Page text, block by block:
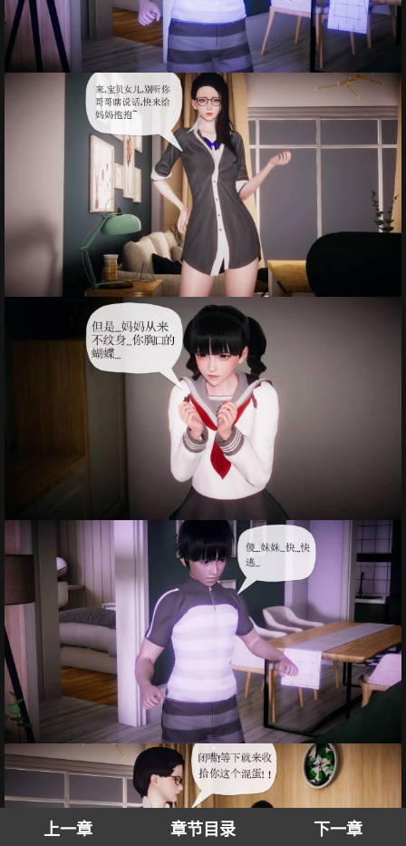
上一章 章节目录 下一章